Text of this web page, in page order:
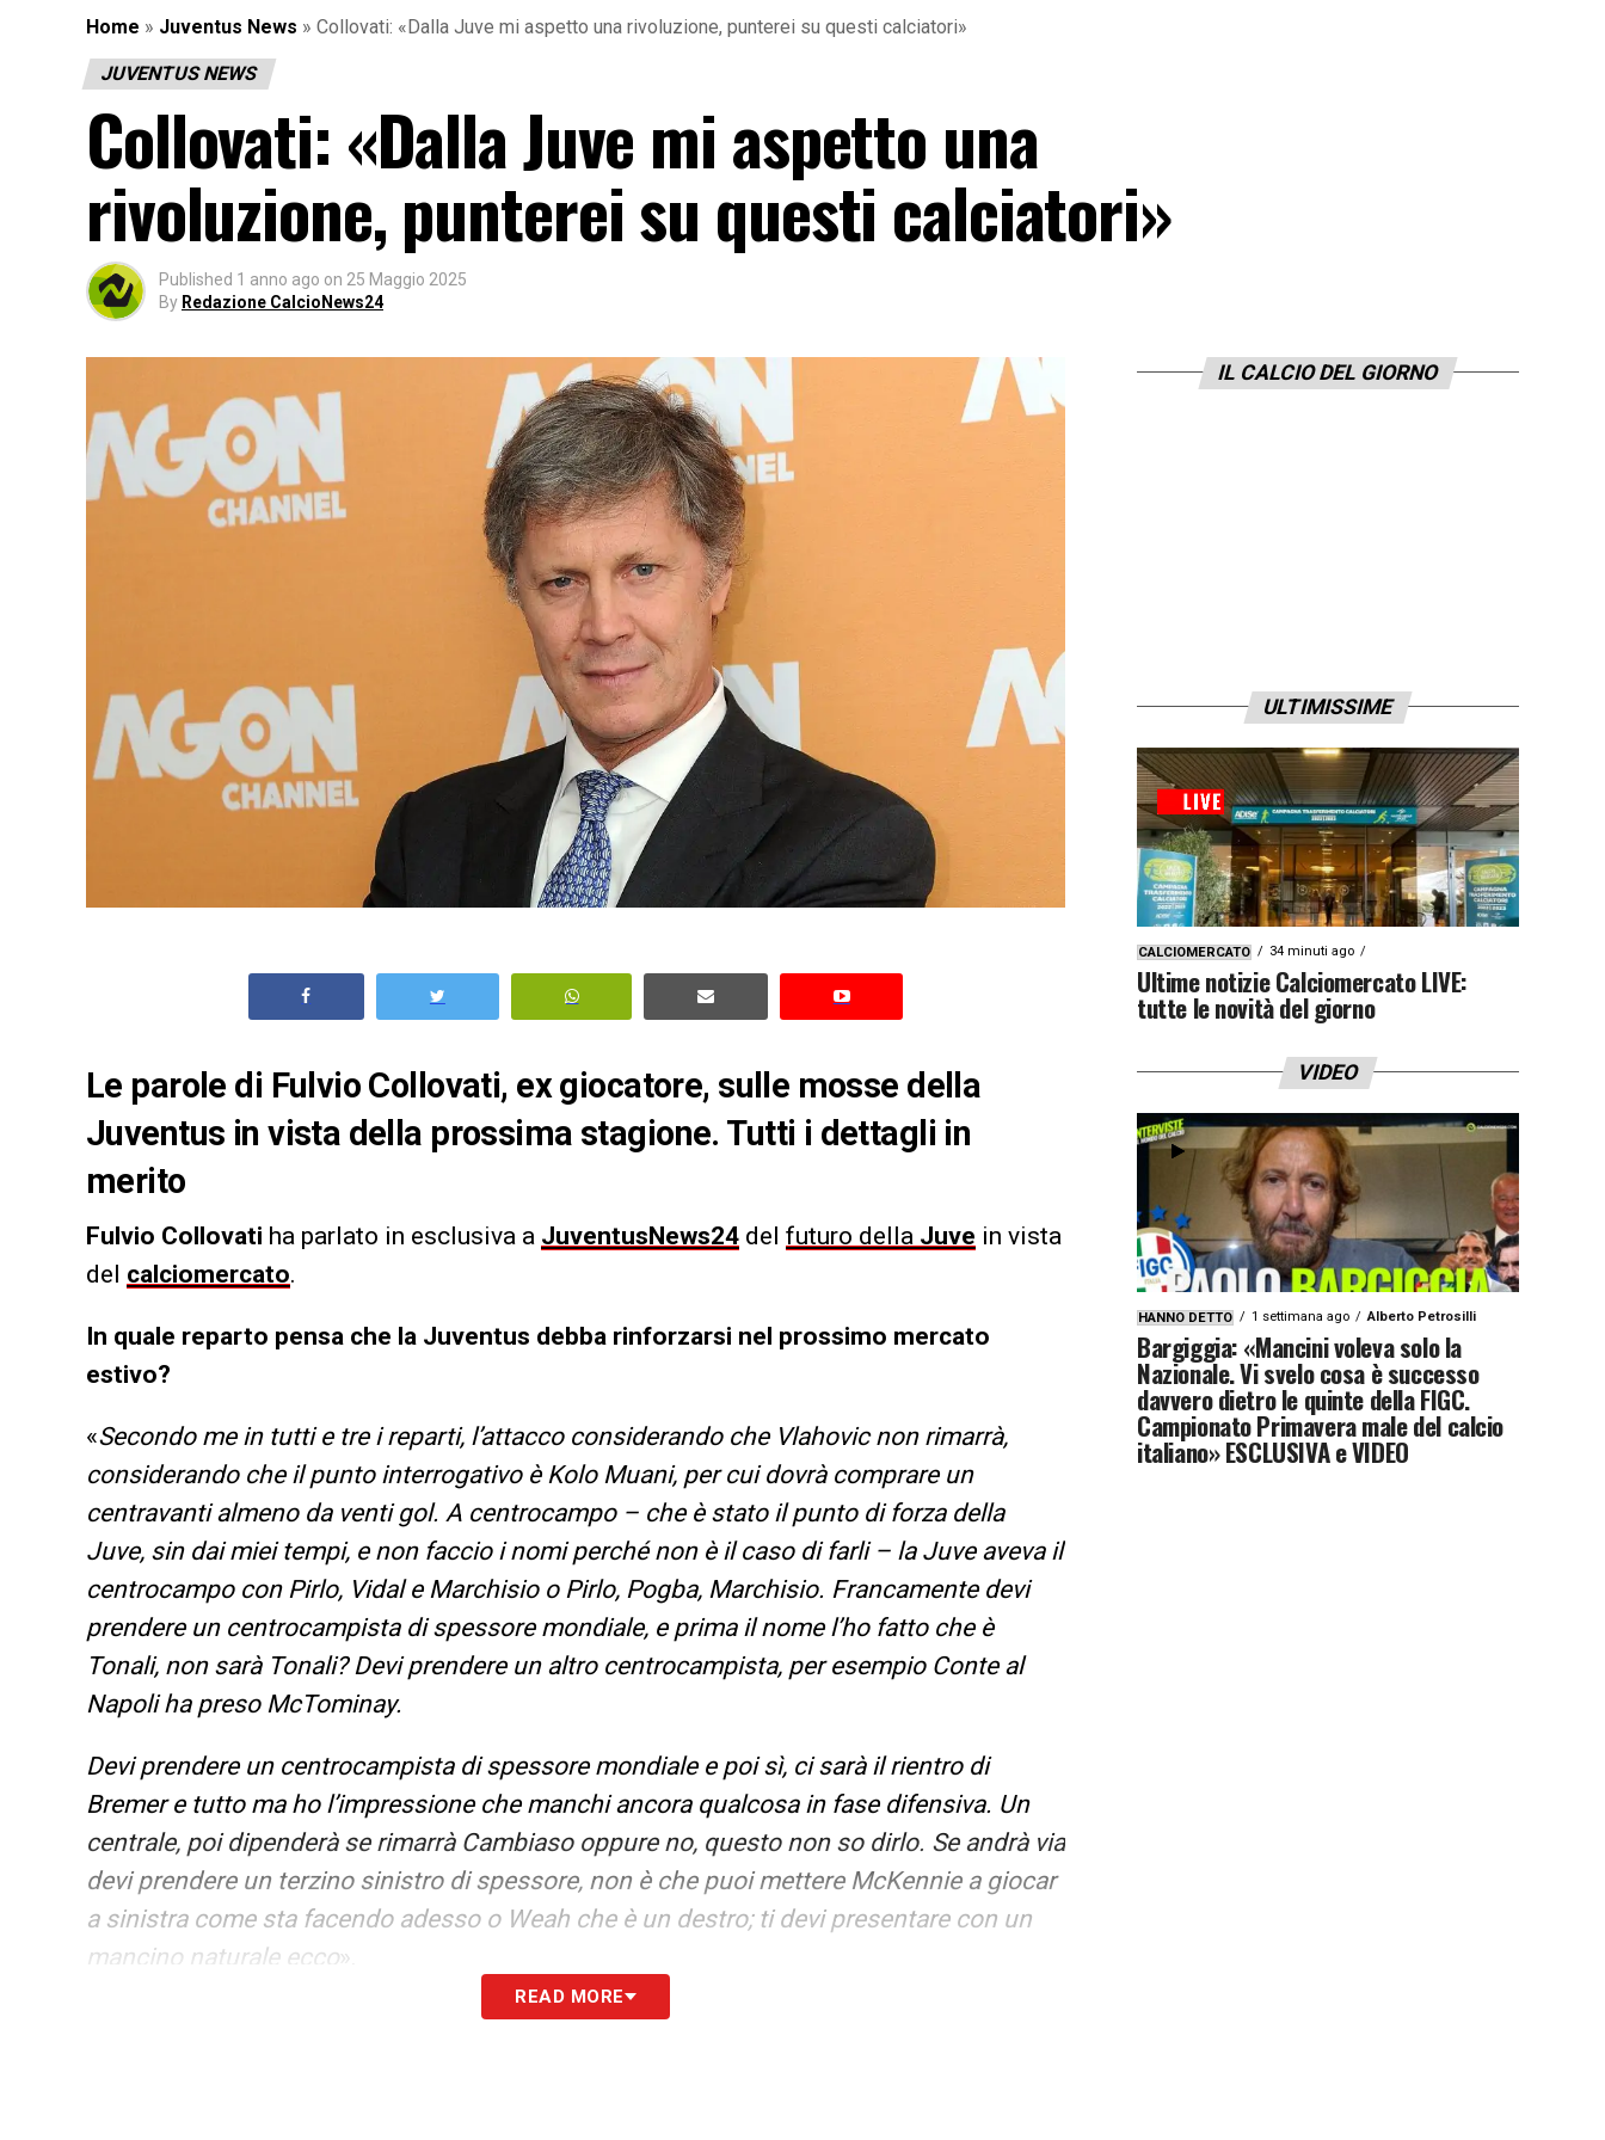
Home » Juventus News » Collovati: «Dalla Juve mi aspetto una rivoluzione, punterei su questi calciatori»
JUVENTUS NEWS
Collovati: «Dalla Juve mi aspetto una
rivoluzione, punterei su questi calciatori»
Published 1 anno ago on 25 Maggio 2025
By Redazione CalcioNews24
Le parole di Fulvio Collovati, ex giocatore, sulle mosse della
Juventus in vista della prossima stagione. Tutti i dettagli in
merito
Fulvio Collovati ha parlato in esclusiva a JuventusNews24 del futuro della Juve in vista
del calciomercato.
In quale reparto pensa che la Juventus debba rinforzarsi nel prossimo mercato
estivo?
«Secondo me in tutti e tre i reparti, l’attacco considerando che Vlahovic non rimarrà,
considerando che il punto interrogativo è Kolo Muani, per cui dovrà comprare un
centravanti almeno da venti gol. A centrocampo – che è stato il punto di forza della
Juve, sin dai miei tempi, e non faccio i nomi perché non è il caso di farli – la Juve aveva il
centrocampo con Pirlo, Vidal e Marchisio o Pirlo, Pogba, Marchisio. Francamente devi
prendere un centrocampista di spessore mondiale, e prima il nome l’ho fatto che è
Tonali, non sarà Tonali? Devi prendere un altro centrocampista, per esempio Conte al
Napoli ha preso McTominay.
Devi prendere un centrocampista di spessore mondiale e poi sì, ci sarà il rientro di
Bremer e tutto ma ho l’impressione che manchi ancora qualcosa in fase difensiva. Un
centrale, poi dipenderà se rimarrà Cambiaso oppure no, questo non so dirlo. Se andrà via
devi prendere un terzino sinistro di spessore, non è che puoi mettere McKennie a giocar
a sinistra come sta facendo adesso o Weah che è un destro; ti devi presentare con un
mancino naturale ecco».
Vede un futuro ancora in bianconero per Vlahovic?
READ MORE
IL CALCIO DEL GIORNO
ULTIMISSIME
CALCIOMERCATO 34 minuti ago
Ultime notizie Calciomercato LIVE:
tutte le novità del giorno
VIDEO
HANNO DETTO 1 settimana ago Alberto Petrosilli
Bargiggia: «Mancini voleva solo la
Nazionale. Vi svelo cosa è successo
davvero dietro le quinte della FIGC.
Campionato Primavera male del calcio
italiano» ESCLUSIVA e VIDEO